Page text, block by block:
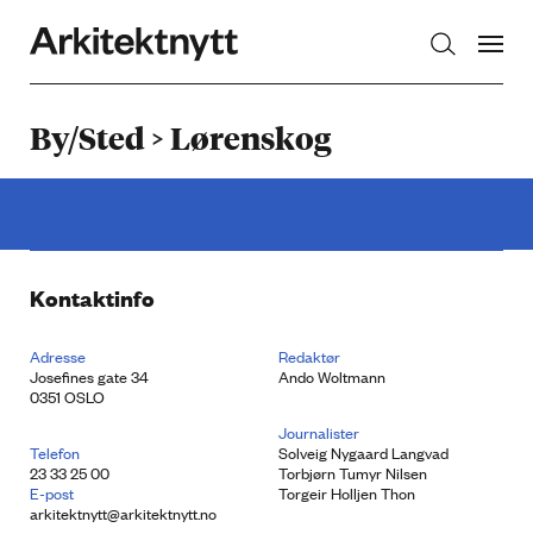
By/Sted > Lørenskog
Kontaktinfo
Adresse
Josefines gate 34
0351 OSLO
Telefon
23 33 25 00
E-post
arkitektnytt@arkitektnytt.no
Redaktør
Ando Woltmann
Journalister
Solveig Nygaard Langvad
Torbjørn Tumyr Nilsen
Torgeir Holljen Thon